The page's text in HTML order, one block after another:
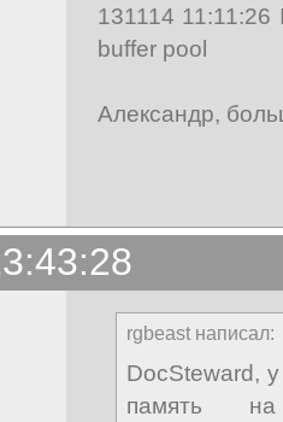
131114
buffer pool
Александр,
rgbeast написал:
DocSteward,
память